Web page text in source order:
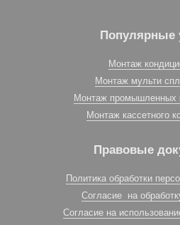
Популярные
Монтаж
Монтаж мульти
Монтаж промышленных
Монтаж кассетного
Правовые
Политика обработки
Согласие на
Согласие на